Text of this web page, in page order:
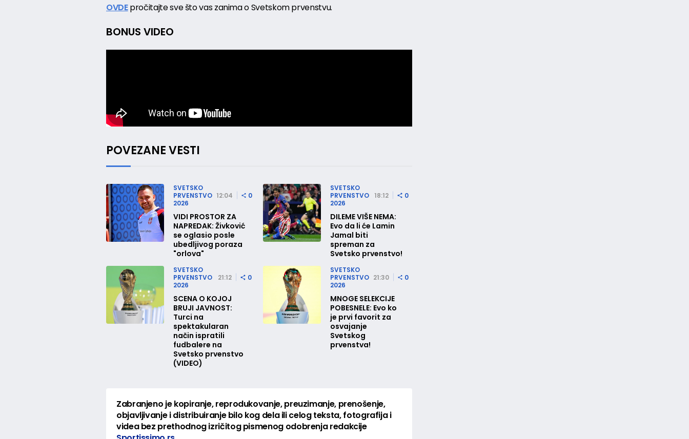
OVDEpročitajte sve što vas zanima o Svetskom prvenstvu.
BONUS VIDEO
POVEZANE VESTI
SVETSKO
PRVENSTVO
2026
12:04 0
VIDI PROSTOR ZA
NAPREDAK: Živković
se oglasio posle
ubedljivog poraza
"orlova"
SVETSKO
PRVENSTVO
2026
18:12 0
DILEME VIŠE NEMA:
Evo da li će Lamin
Jamal biti
spreman za
Svetsko prvenstvo!
SVETSKO
PRVENSTVO
2026
21:12 0
SCENA O KOJOJ
BRUJI JAVNOST:
Turci na
spektakularan
način ispratili
fudbalere na
Svetsko prvenstvo
(VIDEO)
SVETSKO
PRVENSTVO
2026
21:30 0
MNOGE SELEKCIJE
POBESNELE: Evo ko
je prvi favorit za
osvajanje
Svetskog
prvenstva!
Zabranjeno je kopiranje, reprodukovanje, preuzimanje, prenošenje,
objavljivanje i distribuiranje bilo kog dela ili celog teksta, fotografija i
videa bez prethodnog izričitog pismenog odobrenja redakcije